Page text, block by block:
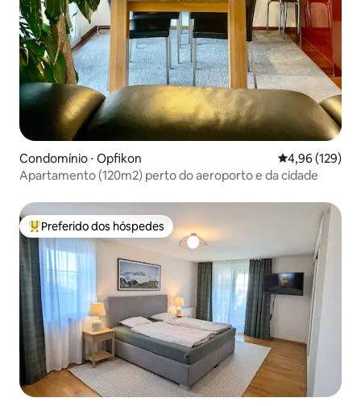
Condomínio ⋅ Opfikon 4,96 de uma
4,96 (129)
Apartamento (120m2) perto do aeroporto e da cidade
Entre os melhores preferidos dos hóspedes
Preferido dos hóspedes